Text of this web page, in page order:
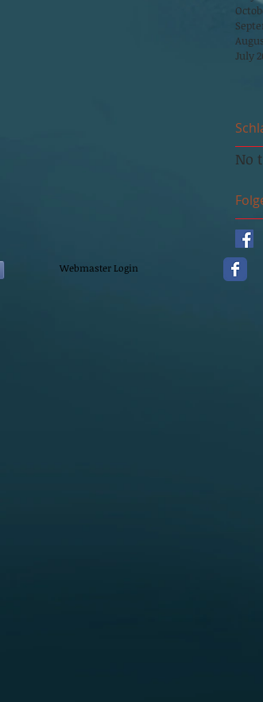
July
No
Webmaster Login